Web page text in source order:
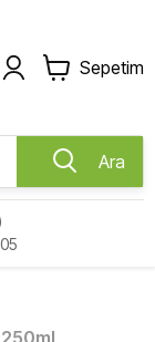
Sepetim
Ara